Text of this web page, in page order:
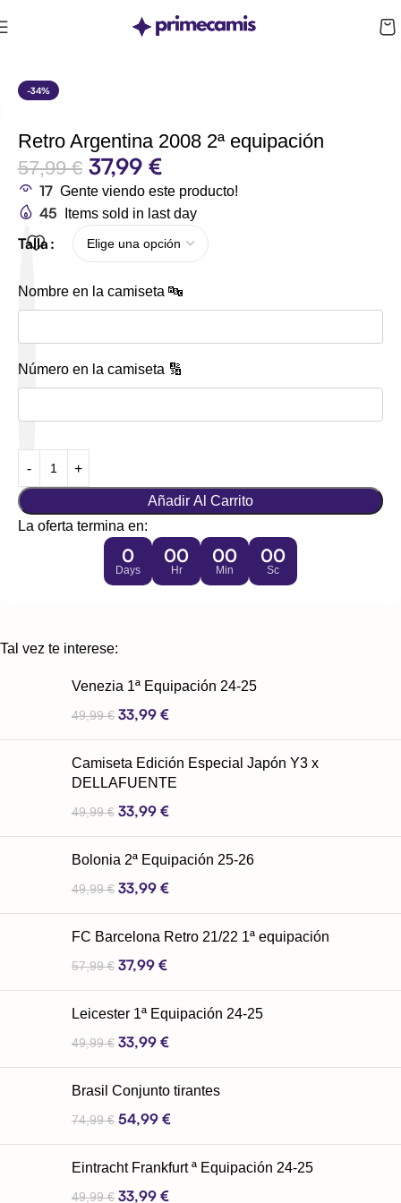
-34%
Retro Argentina 2008 2ª equipación
57,99€ 37,99 €
17 Gente viendo este producto!
45 Items sold in last day
Talla
Nombre en la camiseta 🔤
Número en la camiseta 🔢
Añadir Al Carrito
La oferta termina en:
0
Days
00
Hr
00
Min
00
Sc
Tal vez te interese:
Venezia 1ª Equipación 24-25
49,99€ 33,99 €
Camiseta Edición Especial Japón Y3 x
DELLAFUENTE
49,99€ 33,99 €
Bolonia 2ª Equipación 25-26
49,99€ 33,99 €
FC Barcelona Retro 21/22 1ª equipación
57,99€ 37,99 €
Leicester 1ª Equipación 24-25
49,99€ 33,99 €
Brasil Conjunto tirantes
74,99€ 54,99 €
Eintracht Frankfurt ª Equipación 24-25
49,99€ 33,99 €